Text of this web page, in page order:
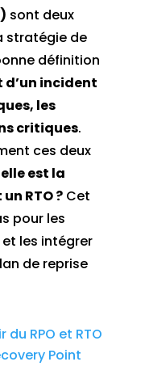
sont deux
stratégie de
définition
incident
les
critiques.
ces deux
est la
RTO ?Cet
pour les
les intégrer
de reprise
RPO et RTO
Point